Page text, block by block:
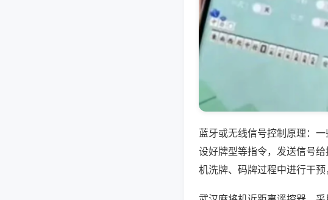
蓝牙或无线信号控制原理：
设好牌型等指令，发送信号
机洗牌、码牌过程中进行干预